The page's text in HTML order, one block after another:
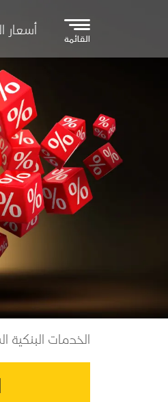
القائمة أسعار
الخدمات البنكية